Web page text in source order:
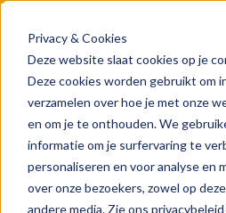
Privacy & Cookies
Deze website slaat cookies op je
Deze cookies worden gebruikt om
verzamelen over hoe je met onze
en om je te onthouden. We
informatie om je surfervaring te
personaliseren en voor analyse en
over onze bezoekers, zowel op
andere media. Zie ons privacybeleid
Services
HubSpot
Cases
Alles over inbound